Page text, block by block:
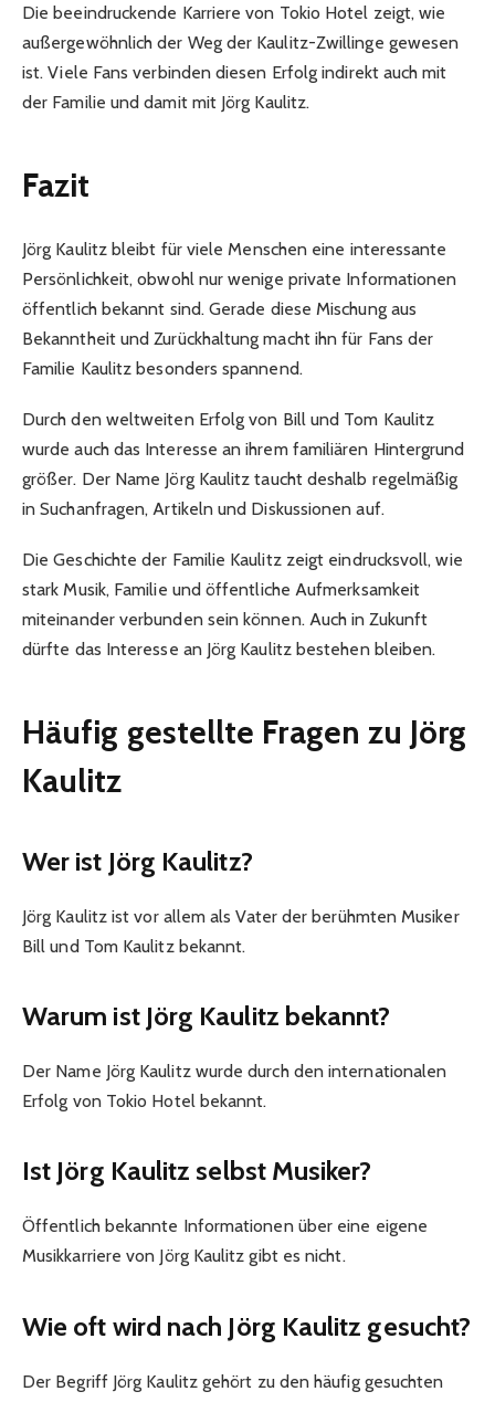
Die beeindruckende Karriere von Tokio Hotel zeigt, wie
außergewöhnlich der Weg der Kaulitz-Zwillinge gewesen
ist. Viele Fans verbinden diesen Erfolg indirekt auch mit
der Familie und damit mit Jörg Kaulitz.
Fazit
Jörg Kaulitz bleibt für viele Menschen eine interessante
Persönlichkeit, obwohl nur wenige private Informationen
öffentlich bekannt sind. Gerade diese Mischung aus
Bekanntheit und Zurückhaltung macht ihn für Fans der
Familie Kaulitz besonders spannend.
Durch den weltweiten Erfolg von Bill und Tom Kaulitz
wurde auch das Interesse an ihrem familiären Hintergrund
größer. Der Name Jörg Kaulitz taucht deshalb regelmäßig
in Suchanfragen, Artikeln und Diskussionen auf.
Die Geschichte der Familie Kaulitz zeigt eindrucksvoll, wie
stark Musik, Familie und öffentliche Aufmerksamkeit
miteinander verbunden sein können. Auch in Zukunft
dürfte das Interesse an Jörg Kaulitz bestehen bleiben.
Häufig gestellte Fragen zu Jörg
Kaulitz
Wer ist Jörg Kaulitz?
Jörg Kaulitz ist vor allem als Vater der berühmten Musiker
Bill und Tom Kaulitz bekannt.
Warum ist Jörg Kaulitz bekannt?
Der Name Jörg Kaulitz wurde durch den internationalen
Erfolg von Tokio Hotel bekannt.
Ist Jörg Kaulitz selbst Musiker?
Öffentlich bekannte Informationen über eine eigene
Musikkarriere von Jörg Kaulitz gibt es nicht.
Wie oft wird nach Jörg Kaulitz gesucht?
Der Begriff Jörg Kaulitz gehört zu den häufig gesuchten